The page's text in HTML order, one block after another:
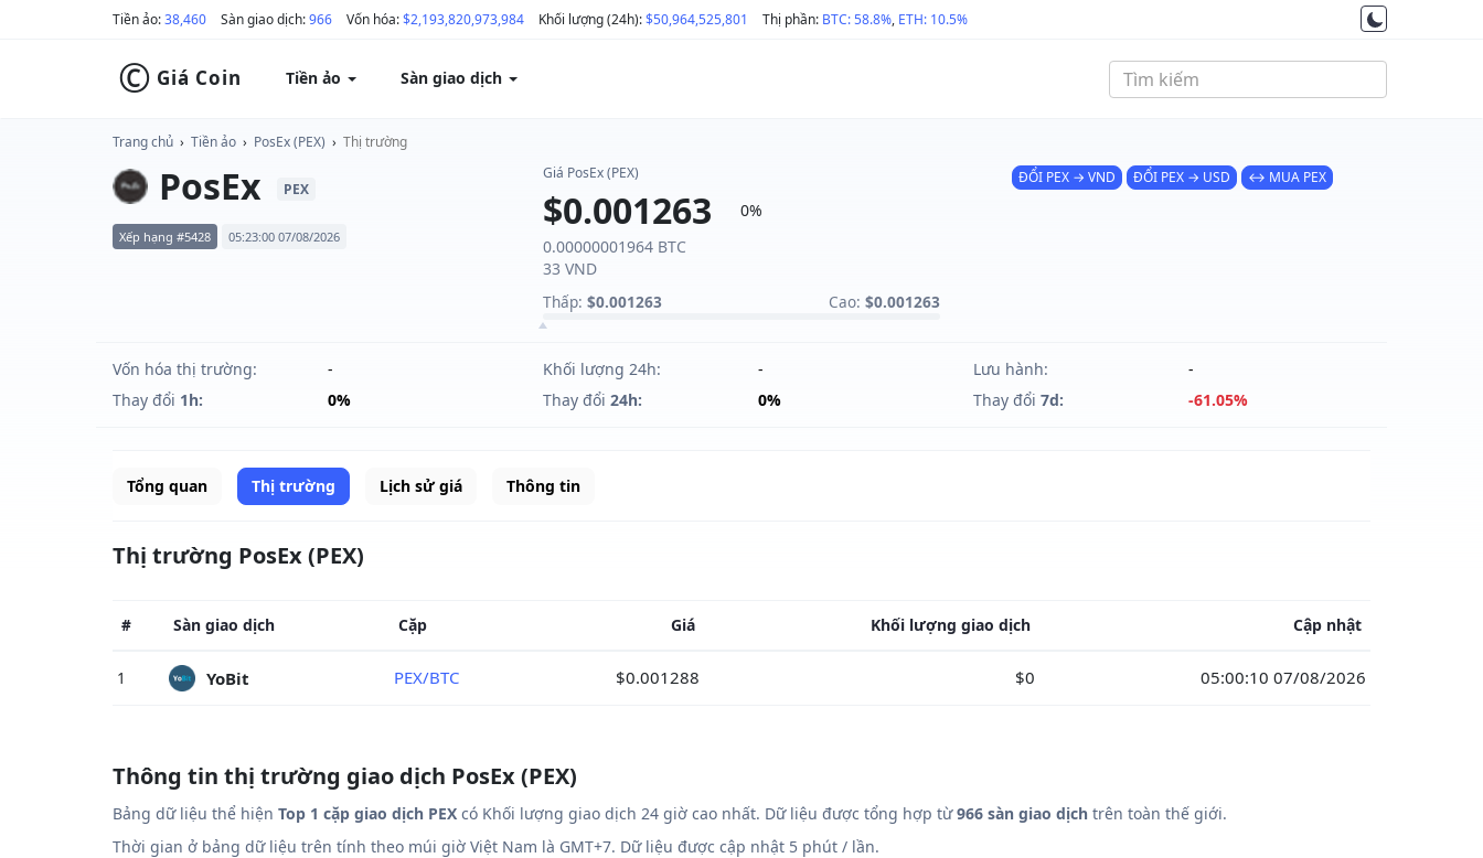
Tiền ảo:38,460 Sàn giao dịch:966 Vốn hóa:$2,193,820,973,984 Khối lượng (24h):$50,964,525,801 Thị phần: BTC: 58.8%, ETH: 10.5%
© Giá Coin Tiền ảo Sàn giao dịch
Trang chủ › Tiền ảo › PosEx (PEX) › Thị trường
PosEx PEX
Xếp hạng #5428 05:23:00 07/08/2026
Giá PosEx (PEX)
$0.001263
0%
0.00000001964 BTC
33 VND
Thấp: $0.001263 Cao: $0.001263
ĐỔI PEX → VND ĐỔI PEX → USD ↔ MUA PEX
Vốn hóa thị trường: - Khối lượng 24h: - Lưu hành:
-
Thay đổi 1h: 0% Thay đổi 24h: 0% Thay đổi 7d: -61.05%
Tổng quan Thị trường Lịch sử giá Thông tin
Thị trường PosEx (PEX)
# Sàn giao dịch Cặp Giá Khối lượng giao dịch Cập nhật
1 YoBit PEX/BTC $0.001288 $0 05:00:10 07/08/2026
Thông tin thị trường giao dịch PosEx (PEX)
Bảng dữ liệu thể hiện Top 1 cặp giao dịch PEX có Khối lượng giao dịch 24 giờ cao nhất. Dữ liệu được tổng hợp từ966 sàn giao dịch trên toàn thế giới.
Thời gian ở bảng dữ liệu trên tính theo múi giờ Việt Nam là GMT+7. Dữ liệu được cập nhật 5 phút / lần.